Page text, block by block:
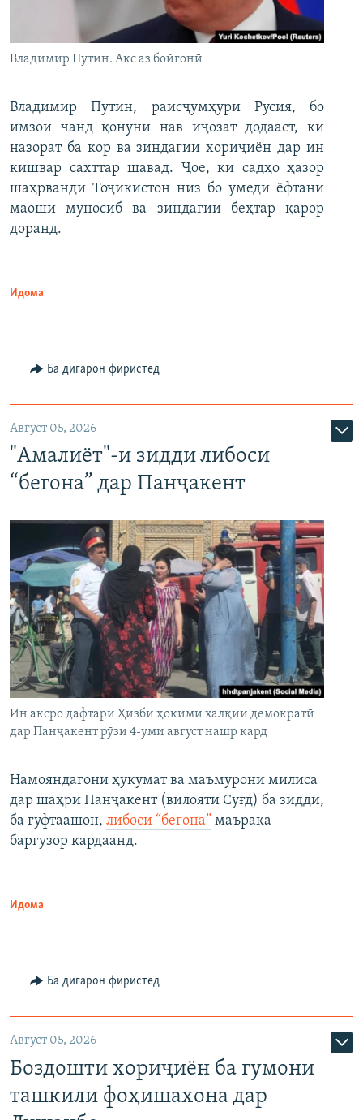
Владимир Путин. Акс аз бойгонӣ
Владимир Путин, раисҷумҳури Русия, бо
имзои чанд қонуни нав иҷозат додааст, ки
назорат ба кор ва зиндагии хориҷиён дар ин
кишвар сахттар шавад. Ҷое, ки садҳо ҳазор
шаҳрванди Тоҷикистон низ бо умеди ёфтани
маоши муносиб ва зиндагии беҳтар қарор
доранд.
Идома
Ба дигарон фиристед
Август 05, 2026
"Амалиёт"-и зидди либоси
“бегона” дар Панҷакент
Ин аксро дафтари Ҳизби ҳокими халқии демократӣ
дар Панҷакент рӯзи 4-уми август нашр кард
Намояндагони ҳукумат ва маъмурони милиса
дар шаҳри Панҷакент (вилояти Суғд) ба зидди,
ба гуфтаашон, либоси “бегона” маърака
баргузор кардаанд.
Идома
Ба дигарон фиристед
Август 05, 2026
Боздошти хориҷиён ба гумони
ташкили фоҳишахона дар